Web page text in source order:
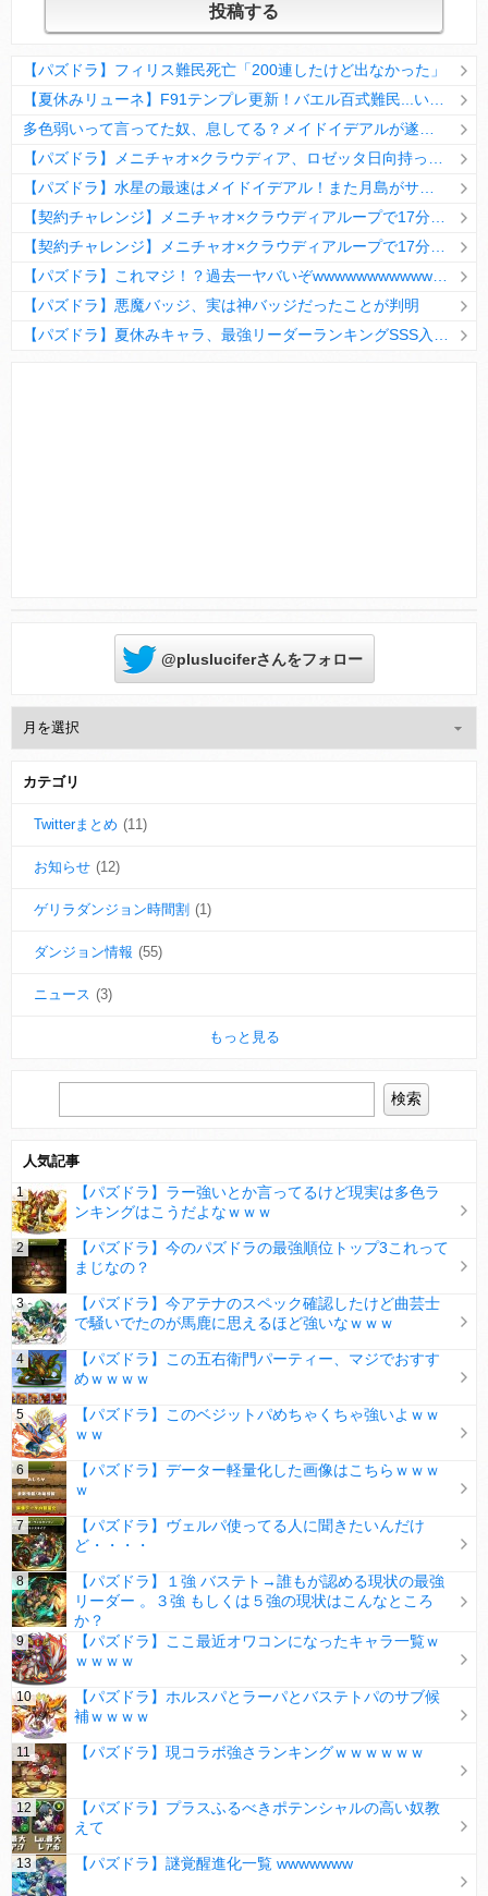
【パズドラ】フィリス難民死亡「200連したけど出なかった」
【夏休みリューネ】F91テンプレ更新！バエル百式難民...いや全ユーザー必見です！【パズドラ】
多色弱いって言ってた奴、息してる？メイドイデアルが遂に頂点へ
【パズドラ】メニチャオ×クラウディア、ロゼッタ日向持ってない人は揃える価値ありそう？
【パズドラ】水星の最速はメイドイデアル！また月島がサブに入ってる
【契約チャレンジ】メニチャオ×クラウディアループで17分安定周回！素直にぶっ壊れです・・・笑【パズドラ】
【契約チャレンジ】メニチャオ×クラウディアループで17分安定周回！素直にぶっ壊れです・・・笑【パズドラ】
【パズドラ】これマジ！？過去一ヤバいぞwwwwwwwwwww【新コラボ】
【パズドラ】悪魔バッジ、実は神バッジだったことが判明
【パズドラ】夏休みキャラ、最強リーダーランキングSSS入りｷﾀ━(ﾟ∀ﾟ)━!!
@plusluciferさんをフォロー
カテゴリ
Twitterまとめ (11)
お知らせ (12)
ゲリラダンジョン時間割 (1)
ダンジョン情報 (55)
ニュース (3)
もっと見る
人気記事
【パズドラ】ラー強いとか言ってるけど現実は多色ラ
ンキングはこうだよなｗｗｗ
【パズドラ】今のパズドラの最強順位トップ3これって
まじなの？
【パズドラ】今アテナのスペック確認したけど曲芸士
で騒いでたのが馬鹿に思えるほど強いなｗｗｗ
【パズドラ】この五右衛門パーティー、マジでおすす
めｗｗｗｗ
【パズドラ】このベジットパめちゃくちゃ強いよｗｗ
ｗｗ
【パズドラ】データー軽量化した画像はこちらｗｗｗ
ｗ
【パズドラ】ヴェルパ使ってる人に聞きたいんだけ
ど・・・・
【パズドラ】１強 バステト→誰もが認める現状の最強
リーダー 。３強 もしくは５強の現状はこんなところ
か？
【パズドラ】ここ最近オワコンになったキャラ一覧ｗ
ｗｗｗｗ
【パズドラ】ホルスパとラーパとバステトパのサブ候
補ｗｗｗｗ
【パズドラ】現コラボ強さランキングｗｗｗｗｗｗ
【パズドラ】プラスふるべきポテンシャルの高い奴教
えて
【パズドラ】謎覚醒進化一覧 wwwwwww